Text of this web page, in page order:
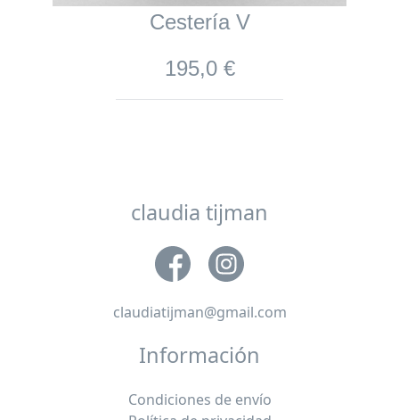
Cestería V
195,0 €
claudia tijman
claudiatijman@gmail.com
Información
Condiciones de envío